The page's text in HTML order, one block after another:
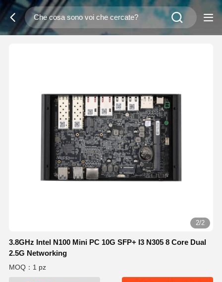
2/2
3.8GHz Intel N100 Mini PC 10G SFP+ I3 N305 8 Core Dual
2.5G Networking
MOQ：1 pz